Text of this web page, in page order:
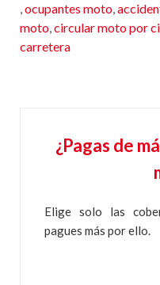
,ocupantes moto,
moto,circular moto por
carretera
¿Pagas de
Elige solo las
pagues más por ello.